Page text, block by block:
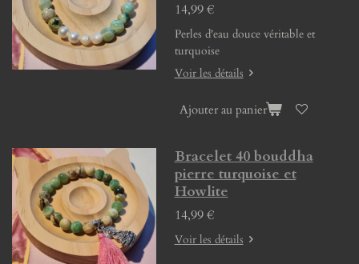
14,99 €
Perles d'eau douce véritable et
turquoise
Voir les détails
Ajouter au panier
Bracelet 40 bouddha
pierre turquoise et
Howlite
14,99 €
Voir les détails